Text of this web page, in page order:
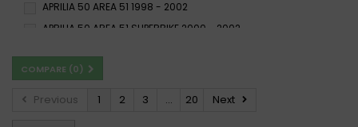
APRILIA 50 AREA 51 1998 - 2002
APRILIA 50 AREA 51 SUPERBIKE 2000 - 2002
Aprilia 50 GULLIVER A.C. / L.C. 1995 - 2000
COMPARE (0)
Previous 1 2 3 ... 20 Next